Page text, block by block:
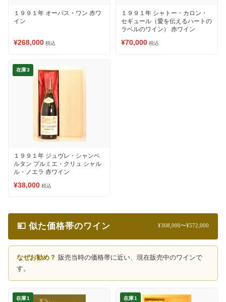
１９９１年 オーパス・ワン 赤ワ
イン
¥268,000 税込
１９９１年 シャトー・カロン・
セギュール（愛を伝えるハートの
ラベルのワイン） 赤ワイン
¥70,000 税込
在庫3
１９９１年 ジュヴレ・シャンベ
ルタン プルミエ・クリュ シャル
ル・ノエラ 赤ワイン
¥38,000 税込
💴 似た価格帯のワイン ¥308,000〜¥572,000
なぜお勧め？ 販売当時の価格帯に近い、現在販売中のワインで
す。
在庫1 在庫1